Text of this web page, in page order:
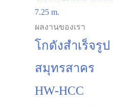
ผลงานของเรา
โกดังสำเร็จรูป
สมุทรสาคร
HW-HCC